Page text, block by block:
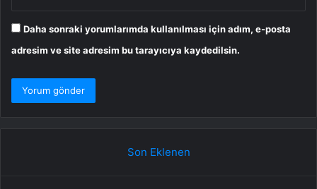
Daha sonraki yorumlarımda kullanılması için adım, e-posta
adresim ve site adresim bu tarayıcıya kaydedilsin.
Son Eklenen